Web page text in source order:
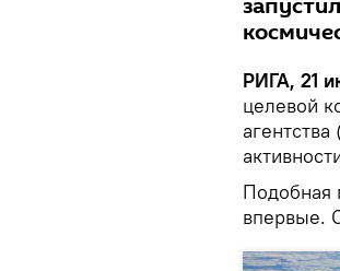
РИГА, 21
целевой
Подобная
впервые.